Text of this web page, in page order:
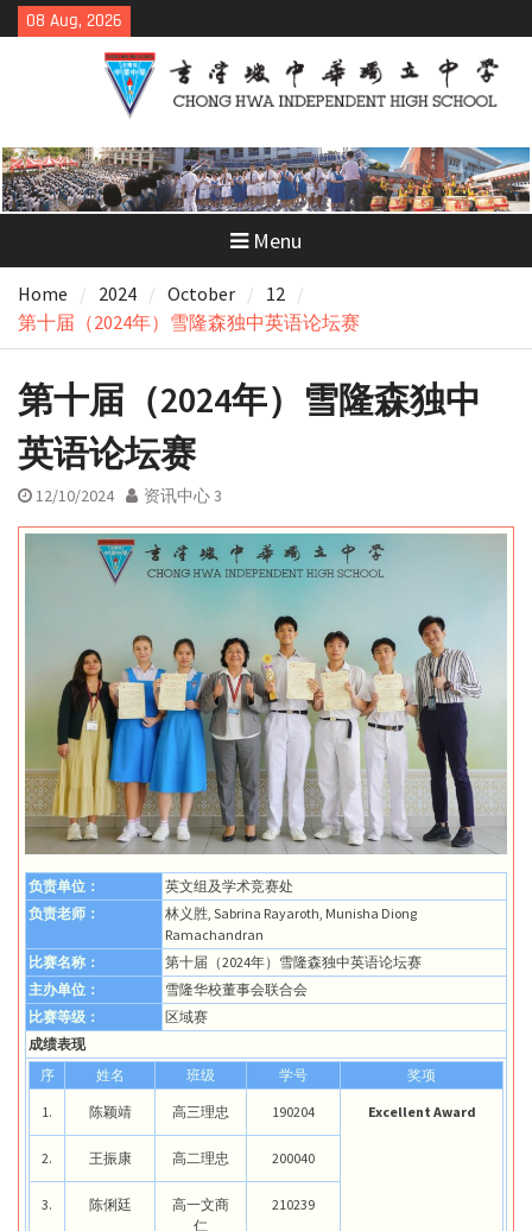
Skip
to
08 Aug, 2026
Menu
Home 2024 October
12
第十届（2024年）雪隆森独中英语论坛赛
第十届（2024年）雪隆森独中
英语论坛赛
12/10/2024 资讯中心 3
负责单位：
英文组及学术竞赛处
负责老师：
林义胜, Sabrina Rayaroth, Munisha Diong
Ramachandran
比赛名称：
第十届（2024年）雪隆森独中英语论坛赛
主办单位：
雪隆华校董事会联合会
比赛等级：
区域赛
成绩表现
序
姓名 班级 学号 奖项
1. 陈颖靖 高三理忠 190204 Excellent Award
2. 王振康 高二理忠 200040
3. 陈俐廷
高一文商
仁
210239